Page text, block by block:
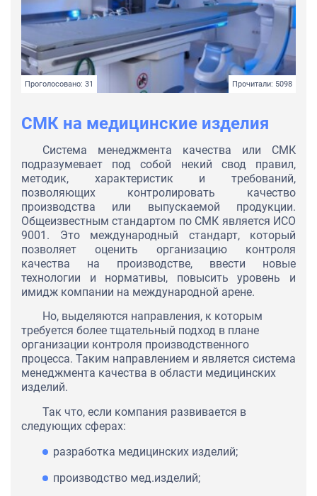
Проголосовано: 31 Прочитали: 5098
СМК на медицинские изделия
Система менеджмента качества или СМК
подразумевает под собой некий свод правил,
методик, характеристик и требований,
позволяющих контролировать качество
производства или выпускаемой продукции.
Общеизвестным стандартом по СМК является ИСО
9001. Это международный стандарт, который
позволяет оценить организацию контроля
качества на производстве, ввести новые
технологии и нормативы, повысить уровень и
имидж компании на международной арене.
Но, выделяются направления, к которым
требуется более тщательный подход в плане
организации контроля производственного
процесса. Таким направлением и является система
менеджмента качества в области медицинских
изделий.
Так что, если компания развивается в
следующих сферах:
разработка медицинских изделий;
производство мед.изделий;